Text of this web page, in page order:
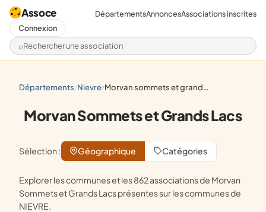
Assoce
Rechercher une association
DépartementsAnnoncesAssociations inscrites
Connexion
départements/ nievre/ morvan sommets et grands lacs
Morvan Sommets et Grands Lacs
Sélection : Géographique Catégories
Explorer les communes et les 862 associations de Morvan
Sommets et Grands Lacs présentes sur les communes de
NIEVRE.